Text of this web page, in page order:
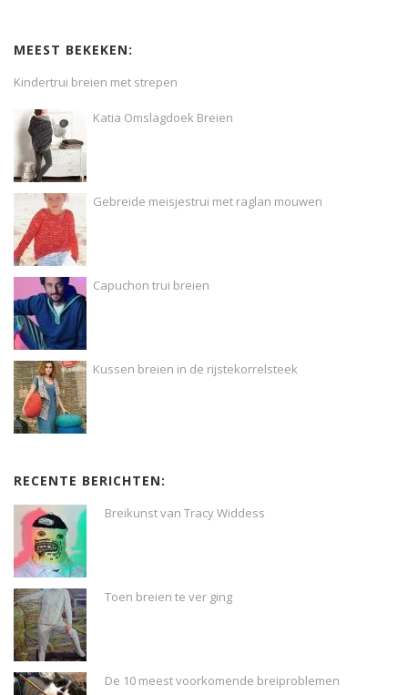
MEEST BEKEKEN:
Kindertrui breien met strepen
Katia Omslagdoek Breien
Gebreide meisjestrui met raglan mouwen
Capuchon trui breien
Kussen breien in de rijstekorrelsteek
RECENTE BERICHTEN:
Breikunst van Tracy Widdess
Toen breien te ver ging
De 10 meest voorkomende breiproblemen